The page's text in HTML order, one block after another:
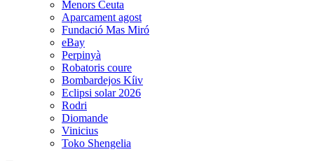
Menors Ceuta
Aparcament agost
Fundació Mas Miró
eBay
Perpinyà
Robatoris coure
Bombardejos Kíiv
Eclipsi solar 2026
Rodri
Diomande
Vinicius
Toko Shengelia